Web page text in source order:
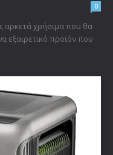
0
αρκετά χρήσιμα που θα
εξαιρετικό προϊόν που